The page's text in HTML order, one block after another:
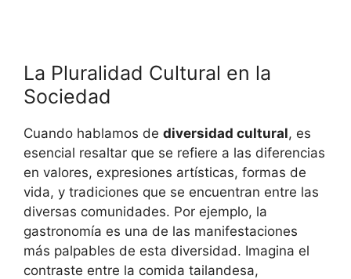
La Pluralidad Cultural en la
Sociedad
Cuando hablamos de diversidad cultural, es
esencial resaltar que se refiere a las diferencias
en valores, expresiones artísticas, formas de
vida, y tradiciones que se encuentran entre las
diversas comunidades. Por ejemplo, la
gastronomía es una de las manifestaciones
más palpables de esta diversidad. Imagina el
contraste entre la comida tailandesa,